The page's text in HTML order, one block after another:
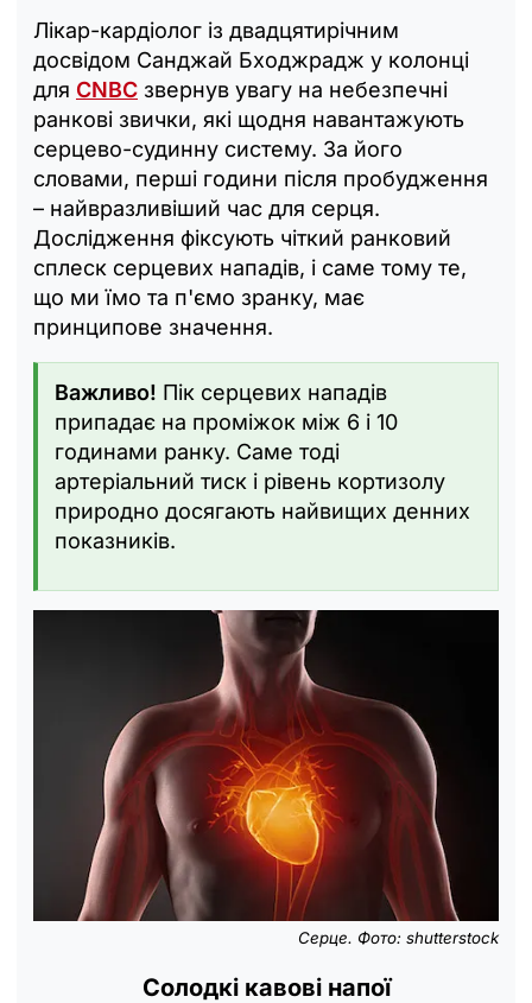
Лікар-кардіолог із двадцятирічним
досвідом Санджай Бходжрадж у колонці
для CNBC звернув увагу на небезпечні
ранкові звички, які щодня навантажують
серцево-судинну систему. За його
словами, перші години після пробудження
– найвразливіший час для серця.
Дослідження фіксують чіткий ранковий
сплеск серцевих нападів, і саме тому те,
що ми їмо та п'ємо зранку, має
принципове значення.
Важливо! Пік серцевих нападів
припадає на проміжок між 6 і 10
годинами ранку. Саме тоді
артеріальний тиск і рівень кортизолу
природно досягають найвищих денних
показників.
Серце. Фото: shutterstock
Солодкі кавові напої